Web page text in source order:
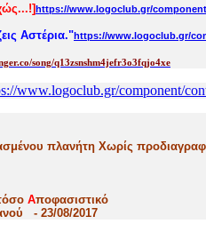
https://www.logoclub.gr/
Αστέρια."https://www.logoclub.gr/
song/q13zsnshm4jefr3o3fqjo4xe
www.logoclub.gr/component/
πλανήτη Χωρίς
Αποφασιστικό
- 23/08/2017